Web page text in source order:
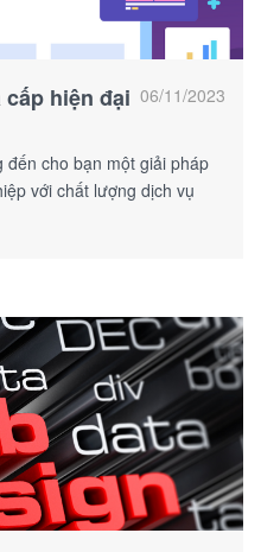
06/11/2023
hiện đại
đến cho bạn một giải pháp
với chất lượng dịch vụ